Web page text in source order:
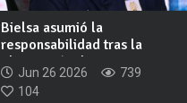
Bielsa asumió la
responsabilidad tras la
eliminación de Urug...
Jun 26 2026
739
104